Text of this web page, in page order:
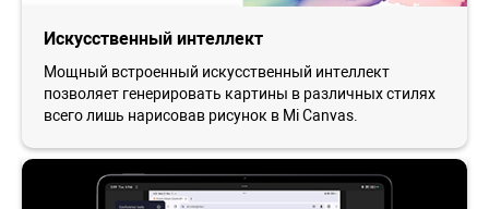
Искусственный интеллект
Мощный встроенный искусственный интеллект
позволяет генерировать картины в различных стилях
всего лишь нарисовав рисунок в Mi Canvas.